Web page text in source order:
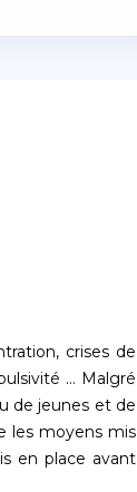
crises de
… Malgré
de jeunes et de
les moyens mis
en place avant